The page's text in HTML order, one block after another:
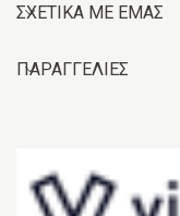
ΣΧΕΤΙΚΑ ΜΕ ΕΜΑΣ
ΠΑΡΑΓΓΕΛΙΕΣ